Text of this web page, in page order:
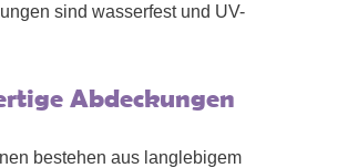
sind wasserfest und UV-
Abdeckungen
bestehen aus langlebigem